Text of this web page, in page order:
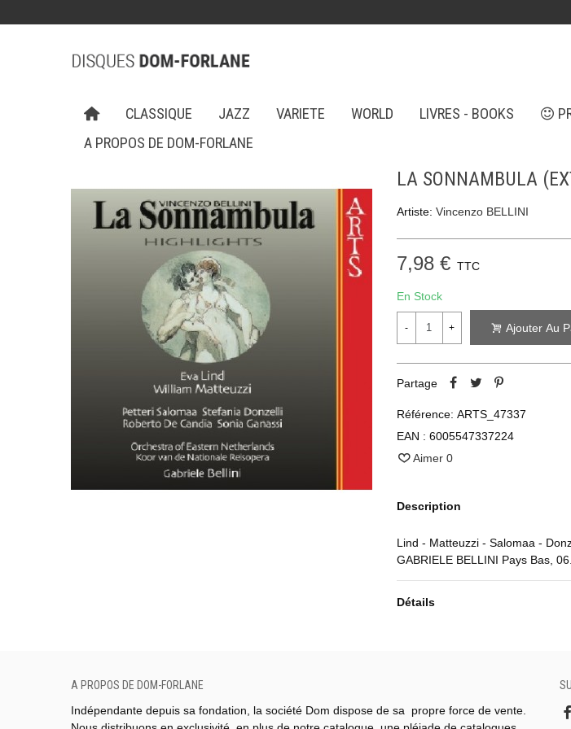
CLASSIQUE JAZZ VARIETE WORLD LIVRES - BOOKS
A PROPOS DE DOM-FORLANE
LA SONNAMBULA
Artiste: Vincenzo BELLINI
7,98 € TTC
En Stock
- + Ajouter Au
Partage
Référence: ARTS_47337
EAN : 6005547337224
Aimer 0
Description
Lind - Matteuzzi - Salomaa -
GABRIELE BELLINI Pays Bas,
Détails
A PROPOS DE DOM-FORLANE
Indépendante depuis sa fondation, la société Dom dispose de sa propre force de vente.